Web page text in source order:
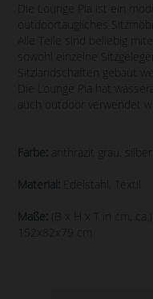
Die Lounge Pia ist ein
outdoortaugliches
Alle Teile sind beliebig
sowohl einzelne
Sitzlandschaften gebaut
Die Lounge Pia hat
auch outdoor verwendet
Farbe: anthrazit grau, silber
Material: Edelstahl, Textil
Maße:
(B x H x T in cm, ca.)
152x82x79 cm